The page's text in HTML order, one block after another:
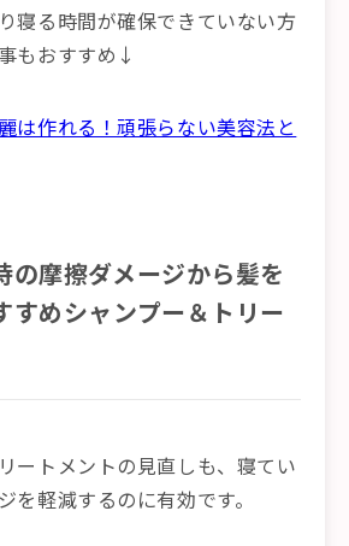
寝る時間が確保できていない方
もおすすめ↓
は作れる！頑張らない美容法と
の摩擦ダメージから髪を
すめシャンプー＆トリー
ートメントの見直しも、寝てい
を軽減するのに有効です。